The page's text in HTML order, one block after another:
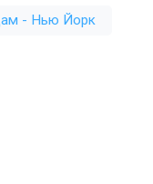
- Нью Йорк